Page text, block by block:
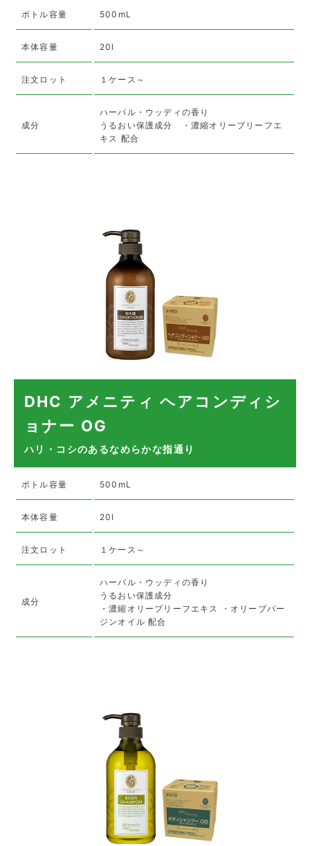
ボトル容量 500mL
本体容量 20l
注文ロット １ケース～
成分
ハーバル・ウッディの香り
うるおい保護成分 ・濃縮オリーブリーフエ
キス 配合
DHC アメニティ ヘアコンディシ
ョナー OG
ハリ・コシのあるなめらかな指通り
ボトル容量 500mL
本体容量 20l
注文ロット １ケース～
成分
ハーバル・ウッディの香り
うるおい保護成分
・濃縮オリーブリーフエキス ・オリーブバー
ジンオイル 配合